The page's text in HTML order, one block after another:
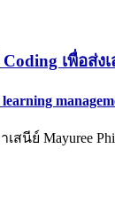
เพื่อส่
สนีย์ Mayuree